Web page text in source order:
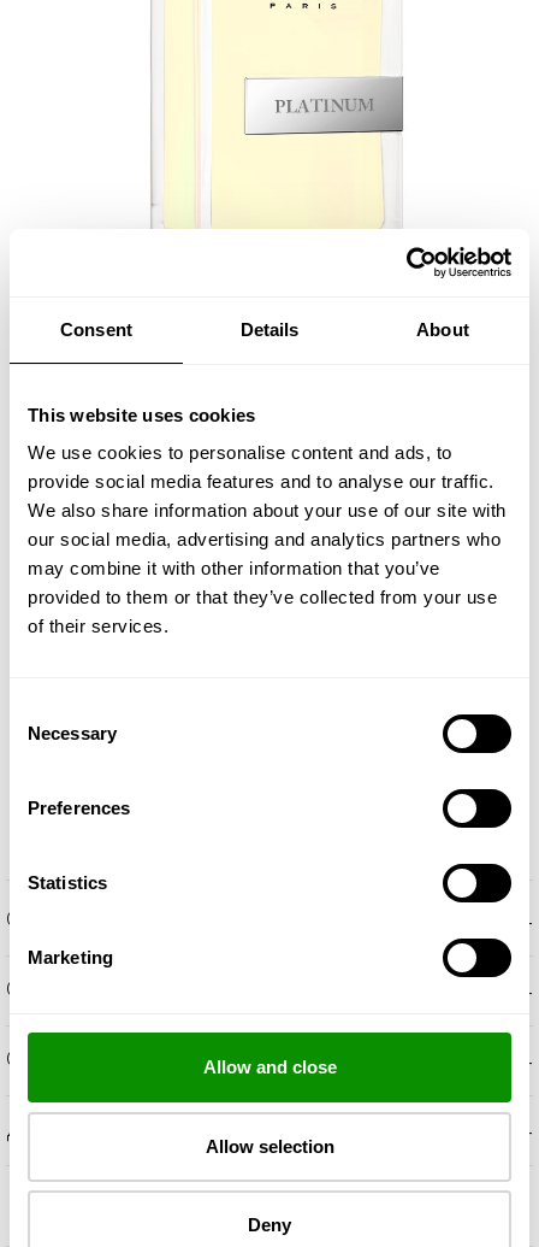
Consent Details About
This website uses cookies
We use cookies to personalise content and ads, to
provide social media features and to analyse our traffic.
We also share information about your use of our site with
our social media, advertising and analytics partners who
may combine it with other information that you’ve
provided to them or that they’ve collected from your use
of their services.
Selection
Necessary
Preferences
Statistics
Marketing
Allow and close
Allow selection
Deny
ОПИСАНИЕ +
OБОНЯТЕЛНИ НОТКИ +
СЪСТАВКИ +
ДОПЪЛНИТЕЛНА ИНФОРМАЦИЯ +